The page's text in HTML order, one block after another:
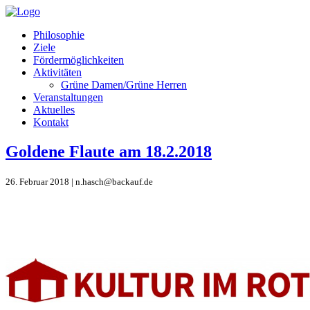
Philosophie
Ziele
Fördermöglichkeiten
Aktivitäten
Grüne Damen/Grüne Herren
Veranstaltungen
Aktuelles
Kontakt
Goldene Flaute am 18.2.2018
26. Februar 2018 | n.hasch@backauf.de